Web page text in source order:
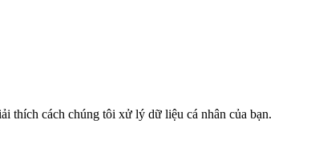
thích cách chúng tôi xử lý dữ liệu cá nhân của bạn.